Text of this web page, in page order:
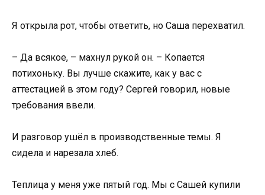
Я открыла рот, чтобы ответить, но Саша перехватил.
– Да всякое, – махнул рукой он. – Копается
потихоньку. Вы лучше скажите, как у вас с
аттестацией в этом году? Сергей говорил, новые
требования ввели.
И разговор ушёл в производственные темы. Я
сидела и нарезала хлеб.
Теплица у меня уже пятый год. Мы с Сашей купили